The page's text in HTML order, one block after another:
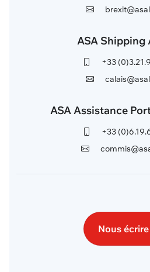
ASA Shipping
+33
ASA Assistance
+33
Nous écrire